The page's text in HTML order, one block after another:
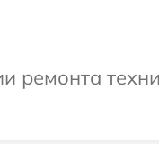
ремонта